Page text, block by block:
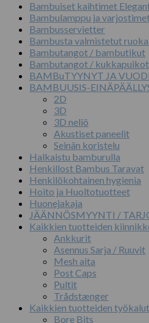
Bambuiset kaihtimet
Bambulamppu ja
Bambusservietter
Bambusta valmistetut
Bambutangot / bambutikut
Bambutangot / kukkapuikot
BAMBuTYYNYT JA
BAMBUUSIS-
2D
3D
3D neliö
Akustiset paneelit
Seinän koristelu
Halkaistu bamburulla
Henkillost Bambus Taravat
Henkilökohtainen hygienia
Hoito ja Huoltotuotteet
Huonejakaja
JÄÄNNÖSMYYNTI /
Kaikkien tuotteiden
Ankkurit
Asennus Sarja / Ruuvit
Mesh aita
Post Caps
Pultit
Trådstænger
Kaikkien tuotteiden työkalut
Bore Bits